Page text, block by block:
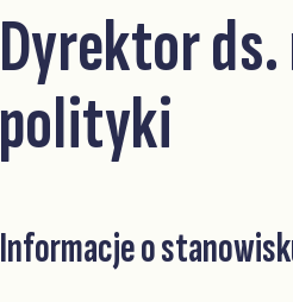
Dyrektor
polityki
Informacje o